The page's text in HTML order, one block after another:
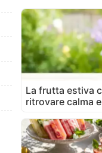
La frutta estiva
ritrovare calma